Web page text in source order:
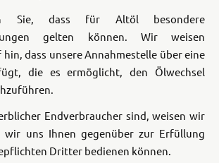
Sie, dass für Altöl besondere
gelten können. Wir weisen
dass unsere Annahmestelle über eine
die es ermöglicht, den Ölwechsel
Endverbraucher sind, weisen wir
wir uns Ihnen gegenüber zur Erfüllung
Dritter bedienen können.